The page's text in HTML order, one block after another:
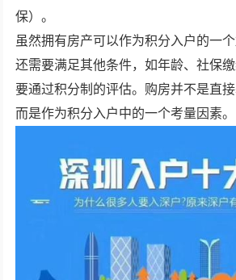
保）。
虽然拥有房产可以作为积分入户的一
还需要满足其他条件，如年龄、社保
要通过积分制的评估。购房并不是直接
而是作为积分入户中的一个考量因素。